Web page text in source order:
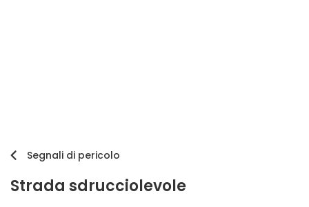
Segnali di pericolo
Strada sdrucciolevole